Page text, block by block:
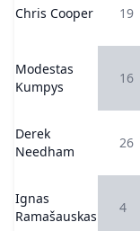
Chris Cooper 19
Modestas
Kumpys
16
Derek
Needham
26
Ignas
Ramašauskas
4